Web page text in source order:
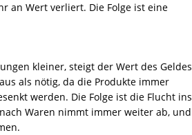
an Wert verliert. Die Folge ist eine
kleiner, steigt der Wert des Geldes
als nötig, da die Produkte immer
werden. Die Folge ist die Flucht ins
Waren nimmt immer weiter ab, und